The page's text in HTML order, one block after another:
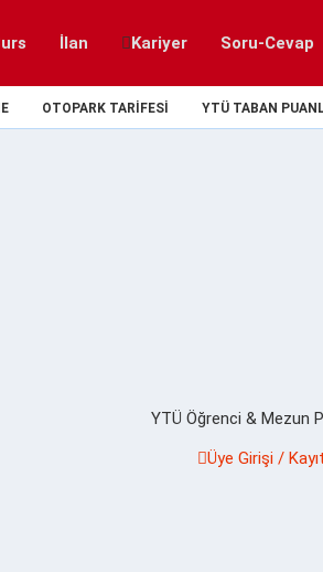
İlan Kariyer Soru-Cevap
OTOPARK TARIFESI YTÜ TABAN
YTÜ Öğrenci & Mezun
Üye Girişi /